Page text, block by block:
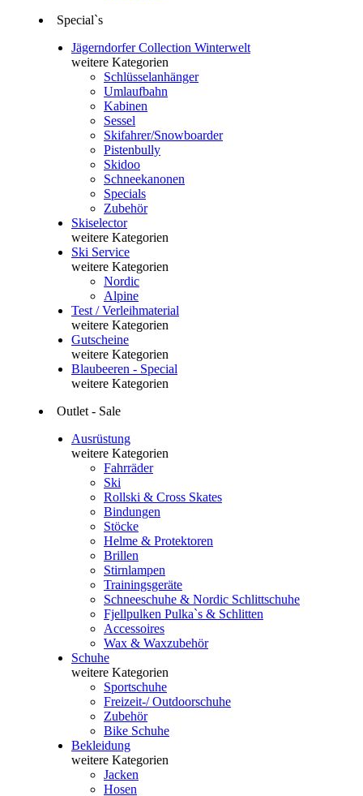
Special`s
Jägerndorfer Collection Winterwelt
weitere Kategorien
Schlüsselanhänger
Umlaufbahn
Kabinen
Sessel
Skifahrer/Snowboarder
Pistenbully
Skidoo
Schneekanonen
Specials
Zubehör
Skiselector
weitere Kategorien
Ski Service
weitere Kategorien
Nordic
Alpine
Test / Verleihmaterial
weitere Kategorien
Gutscheine
weitere Kategorien
Blaubeeren - Special
weitere Kategorien
Outlet - Sale
Ausrüstung
weitere Kategorien
Fahrräder
Ski
Rollski & Cross Skates
Bindungen
Stöcke
Helme & Protektoren
Brillen
Stirnlampen
Trainingsgeräte
Schneeschuhe & Nordic Schlittschuhe
Fjellpulken Pulka`s & Schlitten
Accessoires
Wax & Waxzubehör
Schuhe
weitere Kategorien
Sportschuhe
Freizeit-/ Outdoorschuhe
Zubehör
Bike Schuhe
Bekleidung
weitere Kategorien
Jacken
Hosen